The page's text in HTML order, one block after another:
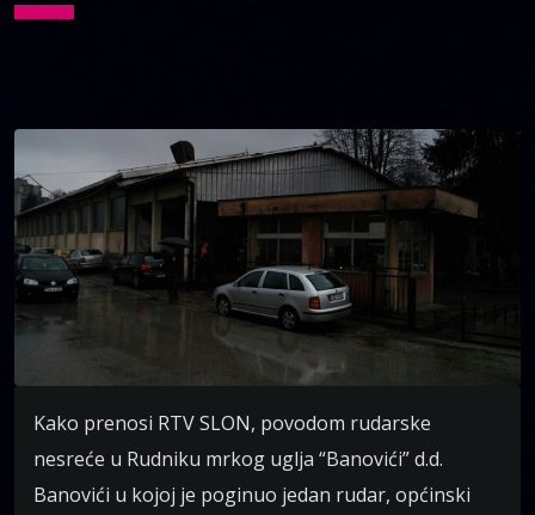
Kako prenosi RTV SLON, povodom rudarske
nesreće u Rudniku mrkog uglja “Banovići” d.d.
Banovići u kojoj je poginuo jedan rudar, općinski